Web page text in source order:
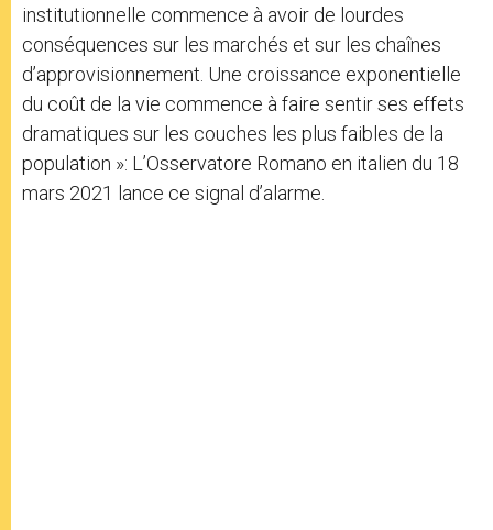
institutionnelle commence à avoir de lourdes
conséquences sur les marchés et sur les chaînes
d’approvisionnement. Une croissance exponentielle
du coût de la vie commence à faire sentir ses effets
dramatiques sur les couches les plus faibles de la
population »: L’Osservatore Romano en italien du 18
mars 2021 lance ce signal d’alarme.